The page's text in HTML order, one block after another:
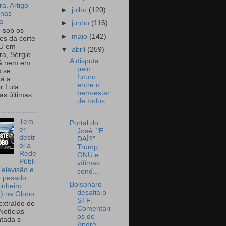
Artigo
sob os
da corte
em
Sérgio
nem em
se
a
Lula.
últimas
Tem
er
destr
ói a
Rede
Públi
e
pesado
na Globo
do
s
► julho (120)
► junho (116)
► maio (142)
▼abril (259)
A disputa
pelo
futuro,
entre o
bem-estar
de todos
...
Portal do
José: "E
DAÍ?"
Trump,
ONU e
vítimas
cond...
Bolsonaro
desafia o
STF.
Comentári
os de